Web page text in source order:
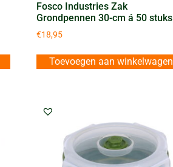
Fosco Industries Zak
Grondpennen 30-cm á 50 stuks
€18,95
Toevoegen aan winkelwagen